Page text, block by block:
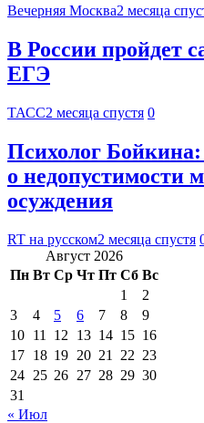
Вечерняя Москва2 месяца
В России пройдет
ЕГЭ
ТАСС2 месяца спустя 0
Психолог Бойкина:
о недопустимости
осуждения
RT на русском2 месяца спустя
Август 2026
Пн Вт Ср Чт Пт Сб Вс
1
2
3
4 5 6 7 8
9
10 11 12 13 14 15 16
17 18 19 20 21 22 23
24 25 26 27 28 29 30
31
« Июл